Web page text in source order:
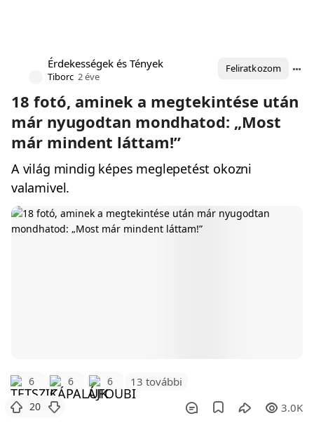
Érdekességek és Tények
Tiborc 2 éve
Feliratkozom
18 fotó, aminek a megtekintése után
már nyugodtan mondhatod: „Most
már mindent láttam!”
A világ mindig képes meglepetést okozni
valamivel.
6 6 6 13 további
20 3.0K